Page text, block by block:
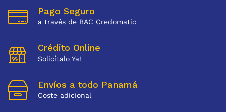
Pago Seguro
a través de BAC Credomatic
Crédito Online
Solicítalo Ya!
Envíos a todo Panamá
Coste adicional